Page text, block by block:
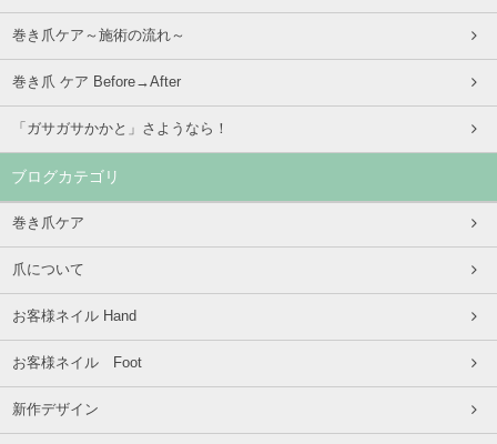
巻き爪ケア～施術の流れ～
巻き爪 ケア Before→After
「ガサガサかかと」さようなら！
ブログカテゴリ
巻き爪ケア
爪について
お客様ネイル Hand
お客様ネイル Foot
新作デザイン